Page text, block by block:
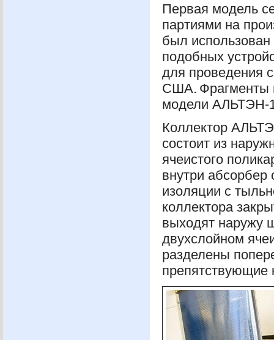
Первая модель
партиями на
был использован
подобных
для проведения
США. Фрагменты
модели АЛЬТЭН-
Коллектор
состоит из
ячеистого
внутри абсорбер
изоляции с
коллектора
выходят наружу
двухслойном
разделены
препятствующие